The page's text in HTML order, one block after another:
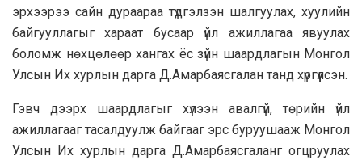
эрхээрээ сайн дураараа түдгэлзэн шалгуулах, хуулийн
байгууллагыг хараат бусаар үйл ажиллагаа явуулах
боломж нөхцөлөөр хангах ёс зүйн шаардлагын Монгол
Улсын Их хурлын дарга Д.Амарбаясгалан танд хүргүүлсэн.
Гэвч дээрх шаардлагыг хүлээн авалгүй, төрийн үйл
ажиллагааг тасалдуулж байгааг эрс буруушааж Монгол
Улсын Их хурлын дарга Д.Амарбаясгаланг огцруулах